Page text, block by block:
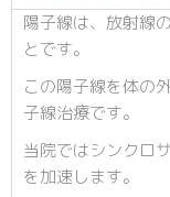
陽子線は、放射線
とです。
この陽子線を体の
子線治療です。
当院ではシンクロ
を加速します。